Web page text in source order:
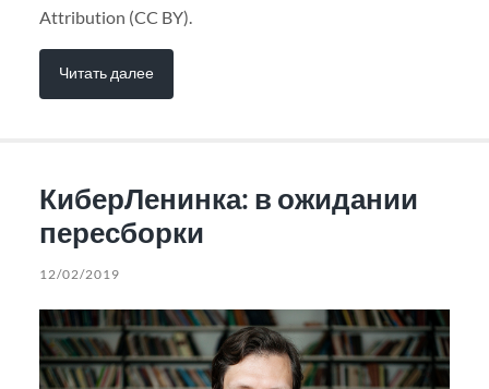
Attribution (CC BY).
Читать далее
КиберЛенинка: в ожидании
пересборки
12/02/2019